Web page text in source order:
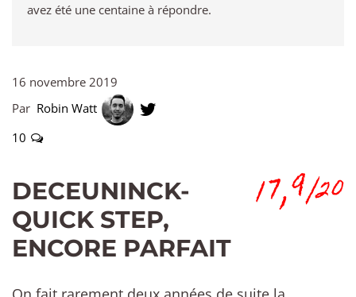
avez été une centaine à répondre.
16 novembre 2019
Par Robin Watt
10
DECEUNINCK-
QUICK STEP,
ENCORE PARFAIT
17,9/20